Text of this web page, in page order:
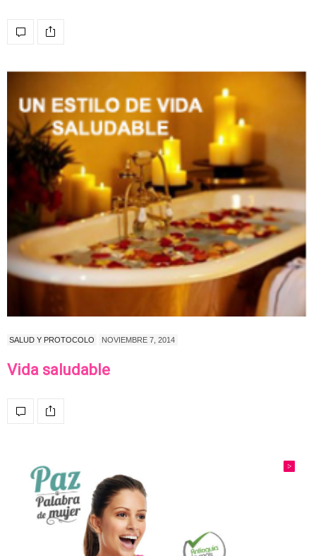
SALUD Y PROTOCOLO NOVIEMBRE 7, 2014
Vida saludable